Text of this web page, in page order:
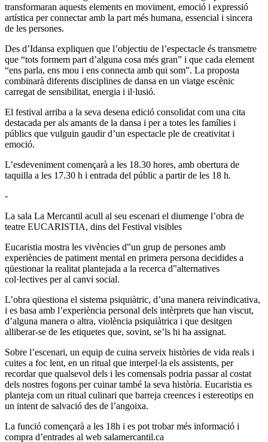
transformaran aquests elements en moviment, emoció i expressió
artística per connectar amb la part més humana, essencial i sincera
de les persones.
Des d’Idansa expliquen que l’objectiu de l’espectacle és transmetre
que “tots formem part d’alguna cosa més gran” i que cada element
“ens parla, ens mou i ens connecta amb qui som”. La proposta
combinarà diferents disciplines de dansa en un viatge escènic
carregat de sensibilitat, energia i il·lusió.
El festival arriba a la seva desena edició consolidat com una cita
destacada per als amants de la dansa i per a totes les famílies i
públics que vulguin gaudir d’un espectacle ple de creativitat i
emoció.
L’esdeveniment començarà a les 18.30 hores, amb obertura de
taquilla a les 17.30 h i entrada del públic a partir de les 18 h.
-
La sala La Mercantil acull al seu escenari el diumenge l’obra de
teatre EUCARISTIA, dins del Festival visibles
Eucaristia mostra les vivències d‟un grup de persones amb
experiències de patiment mental en primera persona decidides a
qüestionar la realitat plantejada a la recerca d‟alternatives
col·lectives per al canvi social.
L’obra qüestiona el sistema psiquiàtric, d’una manera reivindicativa,
i es basa amb l’experiència personal dels intèrprets que han viscut,
d’alguna manera o altra, violència psiquiàtrica i que desitgen
alliberar-se de les etiquetes que, sovint, se’ls hi ha assignat.
Sobre l’escenari, un equip de cuina serveix històries de vida reals i
cuites a foc lent, en un ritual que interpel·la els assistents, per
recordar que qualsevol dels i les comensals podria passar al costat
dels nostres fogons per cuinar també la seva història. Eucaristia es
planteja com un ritual culinari que barreja creences i estereotips en
un intent de salvació des de l’angoixa.
La funció començarà a les 18h i es pot trobar més informació i
compra d’entrades al web salamercantil.ca